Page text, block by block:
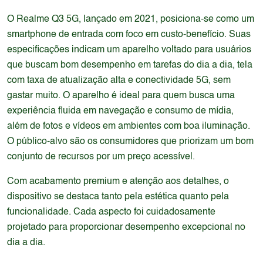
O Realme Q3 5G, lançado em 2021, posiciona-se como um
smartphone de entrada com foco em custo-benefício. Suas
especificações indicam um aparelho voltado para usuários
que buscam bom desempenho em tarefas do dia a dia, tela
com taxa de atualização alta e conectividade 5G, sem
gastar muito. O aparelho é ideal para quem busca uma
experiência fluida em navegação e consumo de mídia,
além de fotos e vídeos em ambientes com boa iluminação.
O público-alvo são os consumidores que priorizam um bom
conjunto de recursos por um preço acessível.
Com acabamento premium e atenção aos detalhes, o
dispositivo se destaca tanto pela estética quanto pela
funcionalidade. Cada aspecto foi cuidadosamente
projetado para proporcionar desempenho excepcional no
dia a dia.